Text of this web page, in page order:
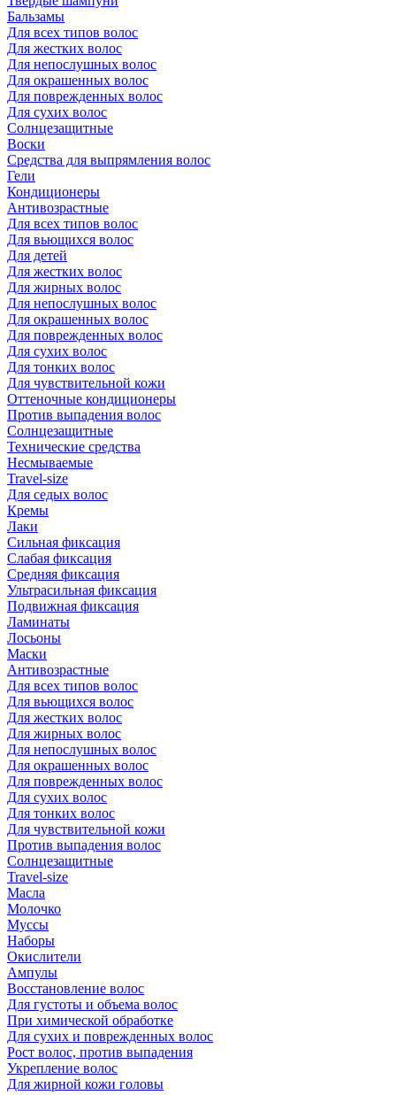
Бальзамы
Для всех типов волос
Для жестких волос
Для непослушных волос
Для окрашенных волос
Для поврежденных волос
Для сухих волос
Солнцезащитные
Воски
Средства для выпрямления волос
Гели
Кондиционеры
Антивозрастные
Для всех типов волос
Для вьющихся волос
Для детей
Для жестких волос
Для жирных волос
Для непослушных волос
Для окрашенных волос
Для поврежденных волос
Для сухих волос
Для тонких волос
Для чувствительной кожи
Оттеночные кондиционеры
Против выпадения волос
Солнцезащитные
Технические средства
Несмываемые
Travel-size
Для седых волос
Кремы
Лаки
Сильная фиксация
Слабая фиксация
Средняя фиксация
Ультрасильная фиксация
Подвижная фиксация
Ламинаты
Лосьоны
Маски
Антивозрастные
Для всех типов волос
Для вьющихся волос
Для жестких волос
Для жирных волос
Для непослушных волос
Для окрашенных волос
Для поврежденных волос
Для сухих волос
Для тонких волос
Для чувствительной кожи
Против выпадения волос
Солнцезащитные
Travel-size
Масла
Молочко
Муссы
Наборы
Окислители
Ампулы
Восстановление волос
Для густоты и объема волос
При химической обработке
Для сухих и поврежденных волос
Рост волос, против выпадения
Укрепление волос
Для жирной кожи головы